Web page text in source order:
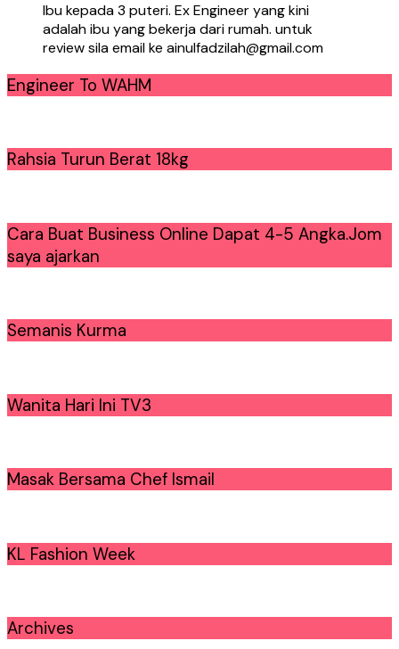
Ibu kepada 3 puteri. Ex Engineer yang kini
adalah ibu yang bekerja dari rumah. untuk
review sila email ke ainulfadzilah@gmail.com
Engineer To WAHM
Rahsia Turun Berat 18kg
Cara Buat Business Online Dapat 4-5 Angka.Jom
saya ajarkan
Semanis Kurma
Wanita Hari Ini TV3
Masak Bersama Chef Ismail
KL Fashion Week
Archives